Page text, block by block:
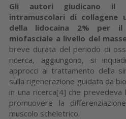
Gli autori giudicano il
intramuscolari di collagene
della lidocaina 2% per
miofasciale a livello del
breve durata del periodo di
ricerca, aggiungono, si
approcci al trattamento della
sulla rigenerazione guidata da
in una ricerca[4] che prevedeva
promuovere la
muscolo scheletrico.